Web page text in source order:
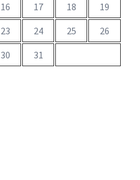
16 17 18
19
23 24 25
26
30
31